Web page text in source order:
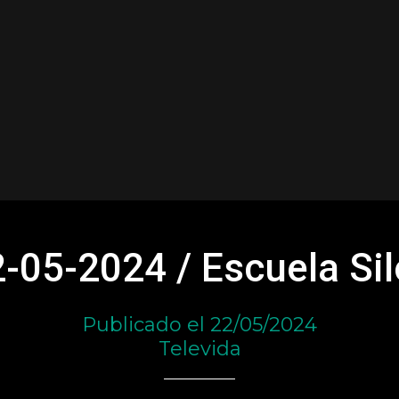
05-2024 / Escuela
Publicado el 22/05/2024
Televida